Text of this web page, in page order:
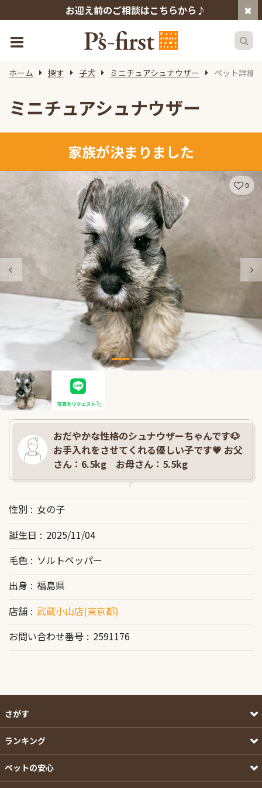
お迎え前のご相談はこちらから♪
ホーム 探す 子犬 ミニチュアシュナウザー ペット詳細
ミニチュアシュナウザー
家族が決まりました
0
おだやかな性格のシュナウザーちゃんです🐶
お手入れをさせてくれる優しい子です💗 お父
さん：6.5kg お母さん：5.5kg
性別
女の子
誕生日
2025/11/04
毛色
ソルトペッパー
出身
福島県
店舗
武蔵小山店(東京都)
お問い合わせ番号
2591176
さがす
ランキング
ペットの安心